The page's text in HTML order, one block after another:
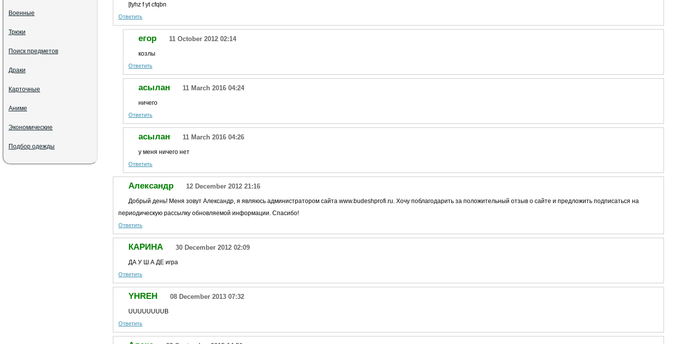
[tyhz f yt cfqbn
Ответить
егор 11 October 2012 02:14
козлы
Ответить
асылан 11 March 2016 04:24
ничего
Ответить
асылан 11 March 2016 04:26
у меня ничего нет
Ответить
Александр 12 December 2012 21:16
Добрый день! Меня зовут Александр, я являюсь администратором сайта www.budeshprofi.ru. Хочу поблагодарить за положительный отзыв о сайте и предложить подписаться на
периодическую рассылку обновляемой информации. Спасибо!
Ответить
КАРИНА 30 December 2012 02:09
ДА У Ш А ДЕ игра
Ответить
YHREH 08 December 2013 07:32
UUUUUUUUB
Ответить
Военные
Трюки
Поиск предметов
Драки
Карточные
Аниме
Экономические
Подбор одежды